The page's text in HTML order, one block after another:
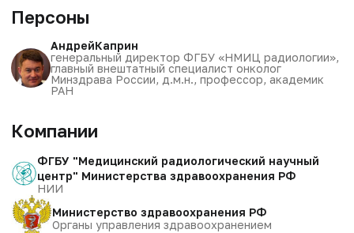
Персоны
АндрейКаприн
генеральный директор ФГБУ «НМИЦ радиологии»,
главный внештатный специалист онколог
Минздрава России, д.м.н., профессор, академик
РАН
Компании
ФГБУ "Медицинский радиологический научный
центр" Министерства здравоохранения РФ
НИИ
Министерство здравоохранения РФ
Органы управления здравоохранением